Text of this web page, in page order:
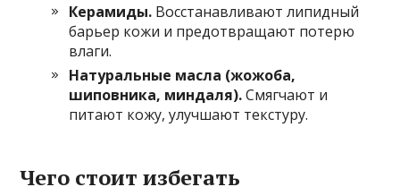
Керамиды. Восстанавливают липидный
барьер кожи и предотвращают потерю
влаги.
Натуральные масла (жожоба,
шиповника, миндаля).Смягчают и
питают кожу, улучшают текстуру.
Чего стоит избегать